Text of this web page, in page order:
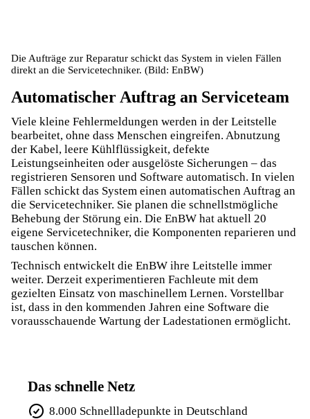
Die Aufträge zur Reparatur schickt das System in vielen Fällen
direkt an die Servicetechniker. (Bild: EnBW)
Automatischer Auftrag an Serviceteam
Viele kleine Fehlermeldungen werden in der Leitstelle
bearbeitet, ohne dass Menschen eingreifen. Abnutzung
der Kabel, leere Kühlflüssigkeit, defekte
Leistungseinheiten oder ausgelöste Sicherungen – das
registrieren Sensoren und Software automatisch. In vielen
Fällen schickt das System einen automatischen Auftrag an
die Servicetechniker. Sie planen die schnellstmögliche
Behebung der Störung ein. Die EnBW hat aktuell 20
eigene Servicetechniker, die Komponenten reparieren und
tauschen können.
Technisch entwickelt die EnBW ihre Leitstelle immer
weiter. Derzeit experimentieren Fachleute mit dem
gezielten Einsatz von maschinellem Lernen. Vorstellbar
ist, dass in den kommenden Jahren eine Software die
vorausschauende Wartung der Ladestationen ermöglicht.
Das schnelle Netz
8.000 Schnellladepunkte in Deutschland